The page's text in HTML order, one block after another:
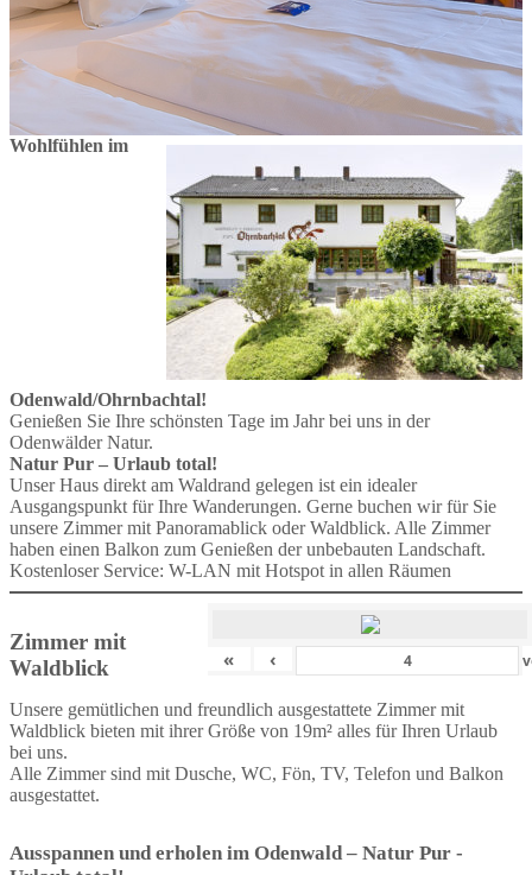
Wohlfühlen im
Odenwald/Ohrnbachtal!
Genießen Sie Ihre schönsten Tage im Jahr bei uns in der
Odenwälder Natur.
Natur Pur – Urlaub total!
Unser Haus direkt am Waldrand gelegen ist ein idealer
Ausgangspunkt für Ihre Wanderungen. Gerne buchen wir für Sie
unsere Zimmer mit Panoramablick oder Waldblick. Alle Zimmer
haben einen Balkon zum Genießen der unbebauten Landschaft.
Kostenloser Service: W-LAN mit Hotspot in allen Räumen
« ‹
Zimmer mit
Waldblick
Unsere gemütlichen und freundlich ausgestattete Zimmer mit
Waldblick bieten mit ihrer Größe von 19m² alles für Ihren Urlaub
bei uns.
Alle Zimmer sind mit Dusche, WC, Fön, TV, Telefon und Balkon
ausgestattet.
Ausspannen und erholen im Odenwald – Natur Pur -